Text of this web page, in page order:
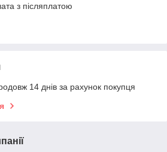
з післяплатою
14 днів за рахунок покупця